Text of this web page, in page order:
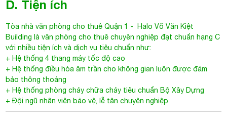
Tòa nhà văn phòng cho thuê Quận 1
Building là văn phòng cho thuê chuyên nghiệp đạt chuẩn hạng C
với nhiều tiện ích và dịch vụ tiêu chuẩn như:
+ Hệ thống 4 thang máy tốc độ cao
+ Hệ thống điều hòa âm trần cho không gian luôn được đảm
bảo thông thoáng
+ Hệ thống phòng cháy chữa cháy tiêu chuẩn Bộ Xây Dựng
+ Đội ngũ nhân viên bảo vệ, lễ tân chuyên nghiệp
E. Thông tin tòa nhà